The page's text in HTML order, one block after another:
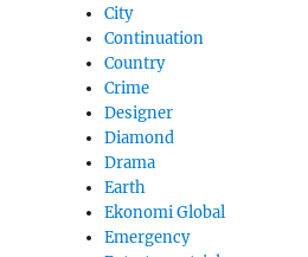
City
Continuation
Country
Crime
Designer
Diamond
Drama
Earth
Ekonomi Global
Emergency